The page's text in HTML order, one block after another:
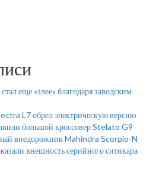
еще «злее» благодаря заводским
L7 обрел электрическую версию
большой кроссовер Stelato G9
внедорожник Mahindra Scorpio-N
внешность серийного ситикара